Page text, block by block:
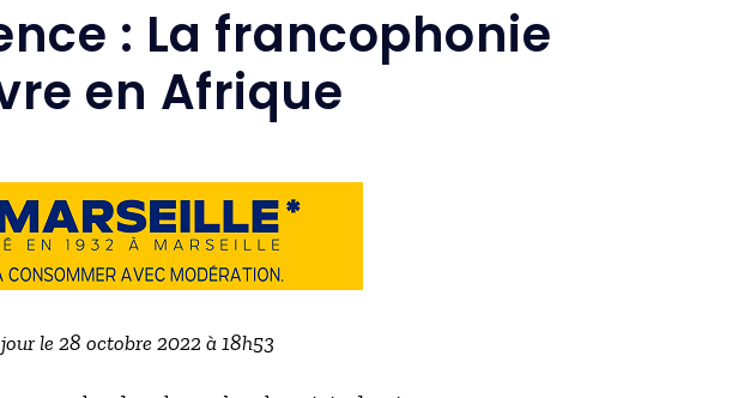
: La francophonie
en Afrique
le 28 octobre 2022 à 18h53